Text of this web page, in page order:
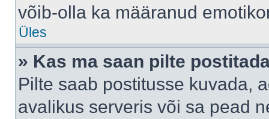
võib-olla ka määranud
Üles
» Kas ma saan pilte
Pilte saab postitusse kuvada,
avalikus serveris või sa pead